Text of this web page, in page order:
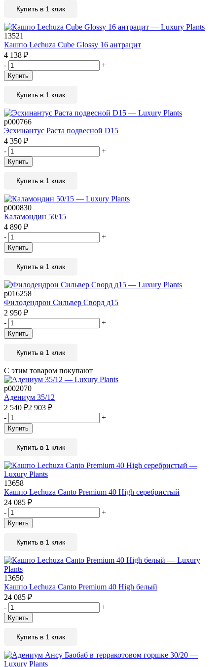
Купить в 1 клик
13521
Кашпо Lechuza Cube Glossy 16 антрацит
4 138 ₽
-
+
Купить
Купить в 1 клик
р000766
Эсхинантус Раста подвесной D15
4 350 ₽
-
+
Купить
Купить в 1 клик
р000830
Каламондин 50/15
4 890 ₽
-
+
Купить
Купить в 1 клик
р016258
Филодендрон Сильвер Сворд д15
2 950 ₽
-
+
Купить
Купить в 1 клик
С этим товаром покупают
р002070
Адениум 35/12
2 540 ₽2 903 ₽
-
+
Купить
Купить в 1 клик
13658
Кашпо Lechuza Canto Premium 40 High серебристый
24 085 ₽
-
+
Купить
Купить в 1 клик
13650
Кашпо Lechuza Canto Premium 40 High белый
24 085 ₽
-
+
Купить
Купить в 1 клик